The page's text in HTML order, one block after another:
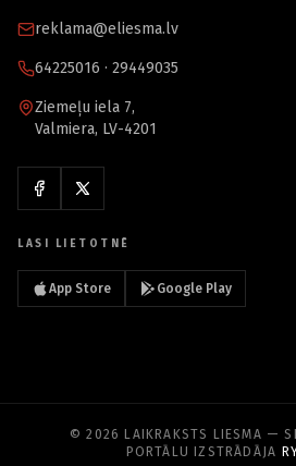
reklama@eliesma.lv
64225016 · 29449035
Ziemeļu iela 7,
Valmiera, LV-4201
LASI LIETOTNĒ
App Store Google Play
© 2026 LAIKRAKSTS LIESMA —
PORTĀLU IZSTRĀDĀJA